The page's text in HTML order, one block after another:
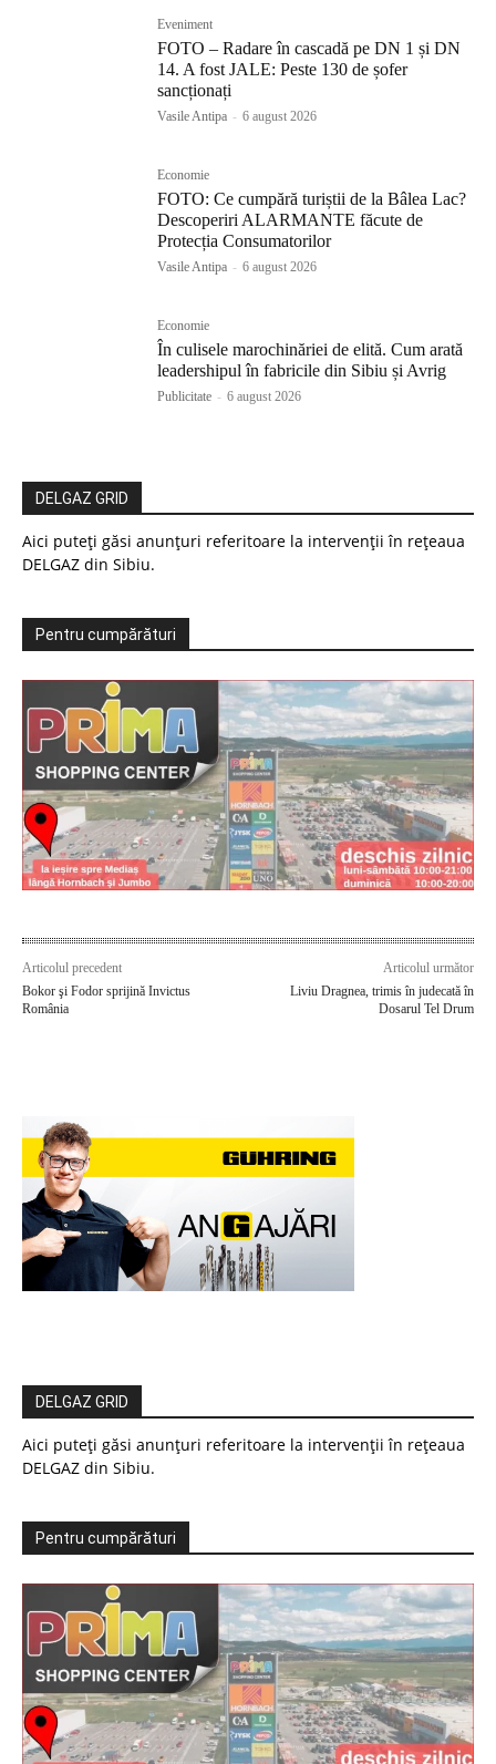
Eveniment
FOTO – Radare în cascadă pe DN 1 și DN
14. A fost JALE: Peste 130 de șofer
sancționați
Vasile Antipa - 6 august 2026
Economie
FOTO: Ce cumpără turiștii de la Bâlea Lac?
Descoperiri ALARMANTE făcute de
Protecția Consumatorilor
Vasile Antipa - 6 august 2026
Economie
În culisele marochinăriei de elită. Cum arată
leadershipul în fabricile din Sibiu și Avrig
Publicitate - 6 august 2026
DELGAZ GRID
Aici puteți găsi anunțuri referitoare la intervenții în rețeaua
DELGAZ din Sibiu.
Pentru cumpărături
Articolul precedent
Bokor şi Fodor sprijină Invictus
România
Articolul următor
Liviu Dragnea, trimis în judecată în
Dosarul Tel Drum
DELGAZ GRID
Aici puteți găsi anunțuri referitoare la intervenții în rețeaua
DELGAZ din Sibiu.
Pentru cumpărături